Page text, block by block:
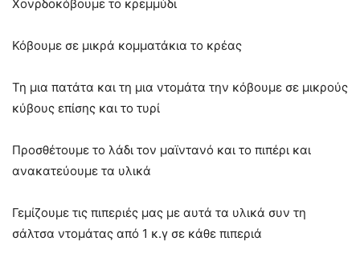
Χονρδοκόβουμε το κρεμμύδι
Κόβουμε σε μικρά κομματάκια το κρέας
Τη μια πατάτα και τη μια ντομάτα την κόβουμε σε μικρούς
κύβους επίσης και το τυρί
Προσθέτουμε το λάδι τον μαϊντανό και το πιπέρι και
ανακατεύουμε τα υλικά
Γεμίζουμε τις πιπεριές μας με αυτά τα υλικά συν τη
σάλτσα ντομάτας από 1 κ.γ σε κάθε πιπεριά